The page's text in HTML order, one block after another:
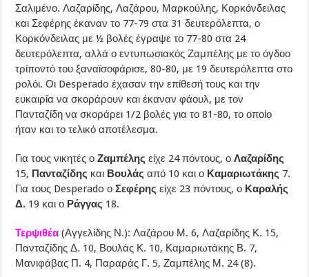
Σαλιμένο. Λαζαρίδης, Λαζάρου, Μαρκούλης, Κορκόνδειλας
και Σεφέρης έκαναν το 77-79 στα 31 δευτερόλεπτα, ο
Κορκόνδειλας με ½ βολές έγραψε το 77-80 στα 24
δευτερόλεπτα, αλλά ο εντυπωσιακός Ζαμπέλης με το όγδοο
τρίποντό του ξαναϊσοφάρισε, 80-80, με 19 δευτερόλεπτα στο
ρολόι. Οι Desperado έχασαν την επίθεσή τους και την
ευκαιρία να σκοράρουν και έκαναν φάουλ, με τον
Πανταζίδη να σκοράρει 1/2 βολές για το 81-80, το οποίο
ήταν και το τελικό αποτέλεσμα.
Για τους νικητές οΖαμπέληςείχε 24 πόντους, οΛαζαρίδης
15, Πανταζίδης και Βουλάςαπό 10 και ο Καμαριωτάκης 7.
Για τους Desperado οΣεφέρηςείχε 23 πόντους, ο Καραλής
Δ. 19 και ο Ράγγας 18.
Τερψιθέα(Αγγελίδης Ν.): Λαζάρου Μ. 6, Λαζαρίδης Κ. 15,
Πανταζίδης Δ. 10, Βουλάς Κ. 10, Καμαριωτάκης Β. 7,
Μανιφάβας Π. 4, Παραράς Γ. 5, Ζαμπέλης Μ. 24 (8).